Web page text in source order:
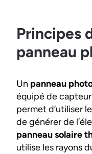
Principes
panneau
Un panneau
équipé de
permet d’utiliser
de générer de
panneau solaire
utilise les rayons